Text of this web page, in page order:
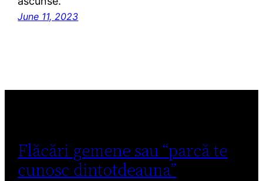
June 11, 2023
Flăcări gemene sau “parcă te
cunosc dintotdeauna”